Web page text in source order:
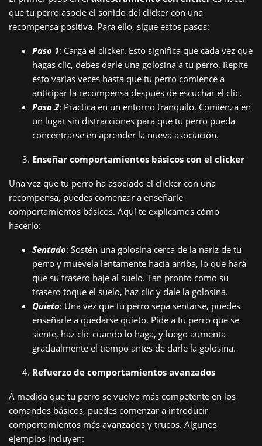
que tu perro asocie el sonido del clicker con una
recompensa positiva. Para ello, sigue estos pasos:
Paso 1: Carga el clicker. Esto significa que cada vez que
hagas clic, debes darle una golosina a tu perro. Repite
esto varias veces hasta que tu perro comience a
anticipar la recompensa después de escuchar el clic.
Paso 2: Practica en un entorno tranquilo. Comienza en
un lugar sin distracciones para que tu perro pueda
concentrarse en aprender la nueva asociación.
Enseñar comportamientos básicos con el clicker
Una vez que tu perro ha asociado el clicker con una
recompensa, puedes comenzar a enseñarle
comportamientos básicos. Aquí te explicamos cómo
hacerlo:
Sentado: Sostén una golosina cerca de la nariz de tu
perro y muévela lentamente hacia arriba, lo que hará
que su trasero baje al suelo. Tan pronto como su
trasero toque el suelo, haz clic y dale la golosina.
Quieto: Una vez que tu perro sepa sentarse, puedes
enseñarle a quedarse quieto. Pide a tu perro que se
siente, haz clic cuando lo haga, y luego aumenta
gradualmente el tiempo antes de darle la golosina.
Refuerzo de comportamientos avanzados
A medida que tu perro se vuelva más competente en los
comandos básicos, puedes comenzar a introducir
comportamientos más avanzados y trucos. Algunos
ejemplos incluyen: